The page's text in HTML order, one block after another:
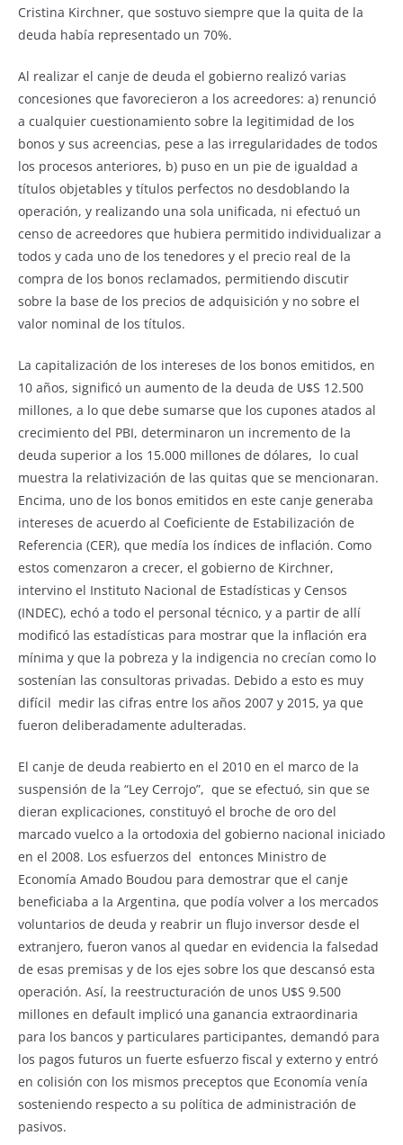
Cristina Kirchner, que sostuvo siempre que la quita de la
deuda había representado un 70%.
Al realizar el canje de deuda el gobierno realizó varias
concesiones que favorecieron a los acreedores: a) renunció
a cualquier cuestionamiento sobre la legitimidad de los
bonos y sus acreencias, pese a las irregularidades de todos
los procesos anteriores, b) puso en un pie de igualdad a
títulos objetables y títulos perfectos no desdoblando la
operación, y realizando una sola unificada, ni efectuó un
censo de acreedores que hubiera permitido individualizar a
todos y cada uno de los tenedores y el precio real de la
compra de los bonos reclamados, permitiendo discutir
sobre la base de los precios de adquisición y no sobre el
valor nominal de los títulos.
La capitalización de los intereses de los bonos emitidos, en
10 años, significó un aumento de la deuda de U$S 12.500
millones, a lo que debe sumarse que los cupones atados al
crecimiento del PBI, determinaron un incremento de la
deuda superior a los 15.000 millones de dólares, lo cual
muestra la relativización de las quitas que se mencionaran.
Encima, uno de los bonos emitidos en este canje generaba
intereses de acuerdo al Coeficiente de Estabilización de
Referencia (CER), que medía los índices de inflación. Como
estos comenzaron a crecer, el gobierno de Kirchner,
intervino el Instituto Nacional de Estadísticas y Censos
(INDEC), echó a todo el personal técnico, y a partir de allí
modificó las estadísticas para mostrar que la inflación era
mínima y que la pobreza y la indigencia no crecían como lo
sostenían las consultoras privadas. Debido a esto es muy
difícil medir las cifras entre los años 2007 y 2015, ya que
fueron deliberadamente adulteradas.
El canje de deuda reabierto en el 2010 en el marco de la
suspensión de la “Ley Cerrojo”, que se efectuó, sin que se
dieran explicaciones, constituyó el broche de oro del
marcado vuelco a la ortodoxia del gobierno nacional iniciado
en el 2008. Los esfuerzos del entonces Ministro de
Economía Amado Boudou para demostrar que el canje
beneficiaba a la Argentina, que podía volver a los mercados
voluntarios de deuda y reabrir un flujo inversor desde el
extranjero, fueron vanos al quedar en evidencia la falsedad
de esas premisas y de los ejes sobre los que descansó esta
operación. Así, la reestructuración de unos U$S 9.500
millones en default implicó una ganancia extraordinaria
para los bancos y particulares participantes, demandó para
los pagos futuros un fuerte esfuerzo fiscal y externo y entró
en colisión con los mismos preceptos que Economía venía
sosteniendo respecto a su política de administración de
pasivos.